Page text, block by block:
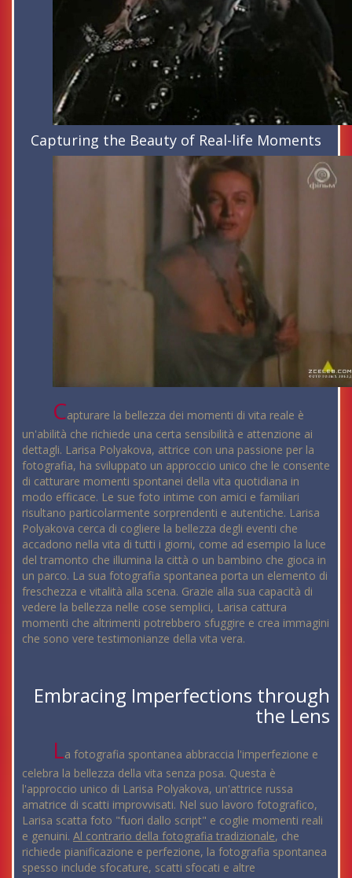
Capturing the Beauty of Real-life Moments
Capturare la bellezza dei momenti di vita reale è
un'abilità che richiede una certa sensibilità e attenzione ai
dettagli. Larisa Polyakova, attrice con una passione per la
fotografia, ha sviluppato un approccio unico che le consente
di catturare momenti spontanei della vita quotidiana in
modo efficace. Le sue foto intime con amici e familiari
risultano particolarmente sorprendenti e autentiche. Larisa
Polyakova cerca di cogliere la bellezza degli eventi che
accadono nella vita di tutti i giorni, come ad esempio la luce
del tramonto che illumina la città o un bambino che gioca in
un parco. La sua fotografia spontanea porta un elemento di
freschezza e vitalità alla scena. Grazie alla sua capacità di
vedere la bellezza nelle cose semplici, Larisa cattura
momenti che altrimenti potrebbero sfuggire e crea immagini
che sono vere testimonianze della vita vera.
Embracing Imperfections through
the Lens
La fotografia spontanea abbraccia l'imperfezione e
celebra la bellezza della vita senza posa. Questa è
l'approccio unico di Larisa Polyakova, un'attrice russa
amatrice di scatti improvvisati. Nel suo lavoro fotografico,
Larisa scatta foto "fuori dallo script" e coglie momenti reali
e genuini. Al contrario della fotografia tradizionale, che
richiede pianificazione e perfezione, la fotografia spontanea
spesso include sfocature, scatti sfocati e altre